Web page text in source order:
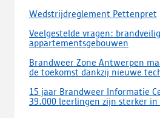
Wedstrijdreglement Pettenpret
Veelgestelde vragen:
appartementsgebouwen
Brandweer Zone Antwerpen
de toekomst dankzij nieuwe
15 jaar Brandweer Informatie
39.000 leerlingen zijn sterker